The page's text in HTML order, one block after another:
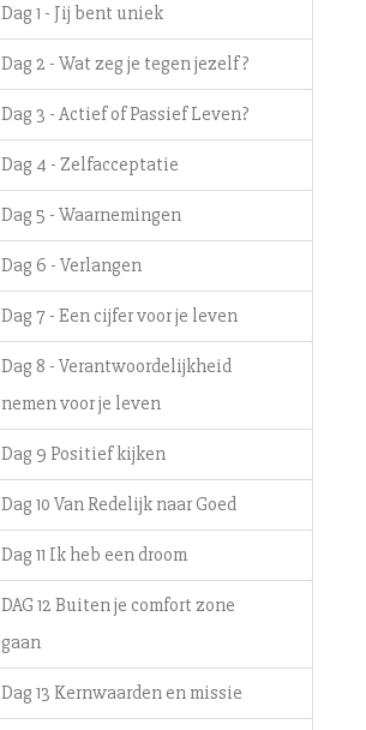
Dag 1 - Jij bent uniek
Dag 2 - Wat zeg je tegen jezelf?
Dag 3 - Actief of Passief Leven?
Dag 4 - Zelfacceptatie
Dag 5 - Waarnemingen
Dag 6 - Verlangen
Dag 7 - Een cijfer voor je leven
Dag 8 - Verantwoordelijkheid
nemen voor je leven
Dag 9 Positief kijken
Dag 10 Van Redelijk naar Goed
Dag 11 Ik heb een droom
DAG 12 Buiten je comfort zone
gaan
Dag 13 Kernwaarden en missie